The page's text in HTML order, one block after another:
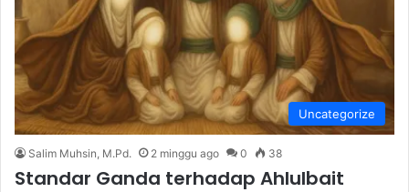
Uncategorize
Salim Muhsin, M.Pd. 2 minggu ago 0 38
Standar Ganda terhadap Ahlulbait